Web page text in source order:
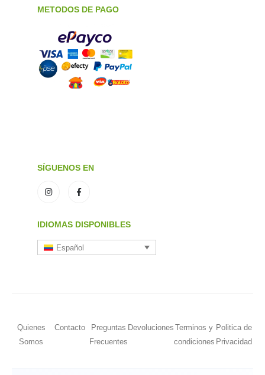
METODOS DE PAGO
SÍGUENOS EN
IDIOMAS DISPONIBLES
Español
Quienes
Somos
Contacto
Preguntas
Frecuentes
Devoluciones Terminos y
condiciones
Politica de
Privacidad